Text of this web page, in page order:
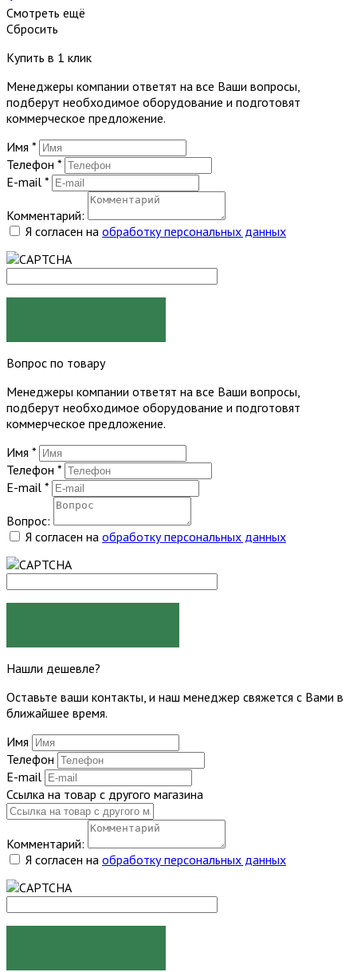
Смотреть ещё
Сбросить
Купить в 1 клик
Менеджеры компании ответят на все Ваши вопросы,
подберут необходимое оборудование и подготовят
коммерческое предложение.
Имя *
Телефон *
E-mail *
Комментарий:
Я согласен на обработку персональных данных
Вопрос по товару
Менеджеры компании ответят на все Ваши вопросы,
подберут необходимое оборудование и подготовят
коммерческое предложение.
Имя *
Телефон *
E-mail *
Вопрос:
Я согласен на обработку персональных данных
Нашли дешевле?
Оставьте ваши контакты, и наш менеджер свяжется с Вами в
ближайшее время.
Имя
Телефон
E-mail
Ссылка на товар с другого магазина
Комментарий:
Я согласен на обработку персональных данных